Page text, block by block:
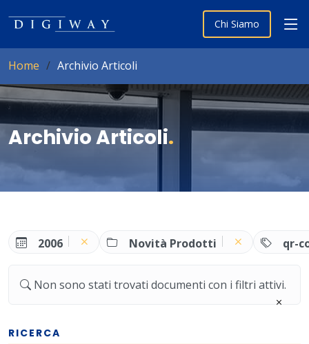
Chi Siamo
Home Archivio Articoli
Archivio Articoli.
2006 Novità Prodotti qr-
Non sono stati trovati documenti con i filtri attivi.
RICERCA